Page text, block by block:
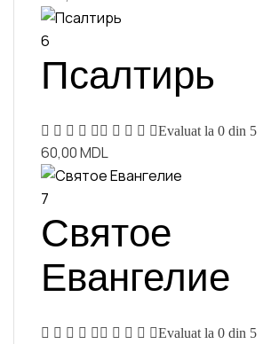
6
Псалтирь
Evaluat la 0 din 5
60,00MDL
7
Святое
Евангелие
Evaluat la 0 din 5